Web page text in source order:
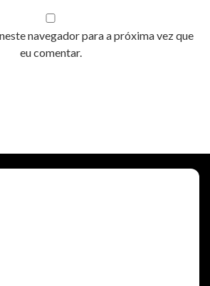
navegador para a próxima vez que
eu comentar.